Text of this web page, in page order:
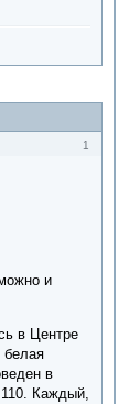
1
и
в Центре
белая
в
Каждый,